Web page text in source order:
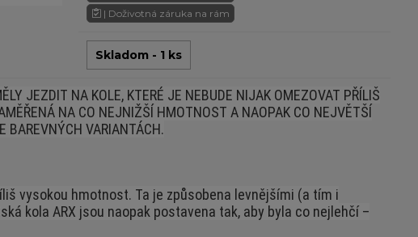
| Doživotná záruka na rám
Skladom - 1 ks
JEZDIT NA KOLE, KTERÉ JE NEBUDE NIJAK OMEZOVAT PŘÍLIŠ
NA CO NEJNIŽŠÍ HMOTNOST A NAOPAK CO NEJVĚTŠÍ
BAREVNÝCH VARIANTÁCH.
vysokou hmotnost. Ta je způsobena levnějšími (a tím i
kola ARX jsou naopak postavena tak, aby byla co nejlehčí –